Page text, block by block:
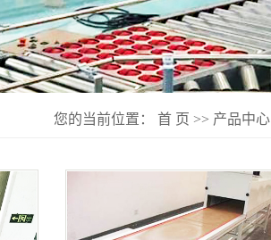
您的当前位置： 首 页 >> 产品中心